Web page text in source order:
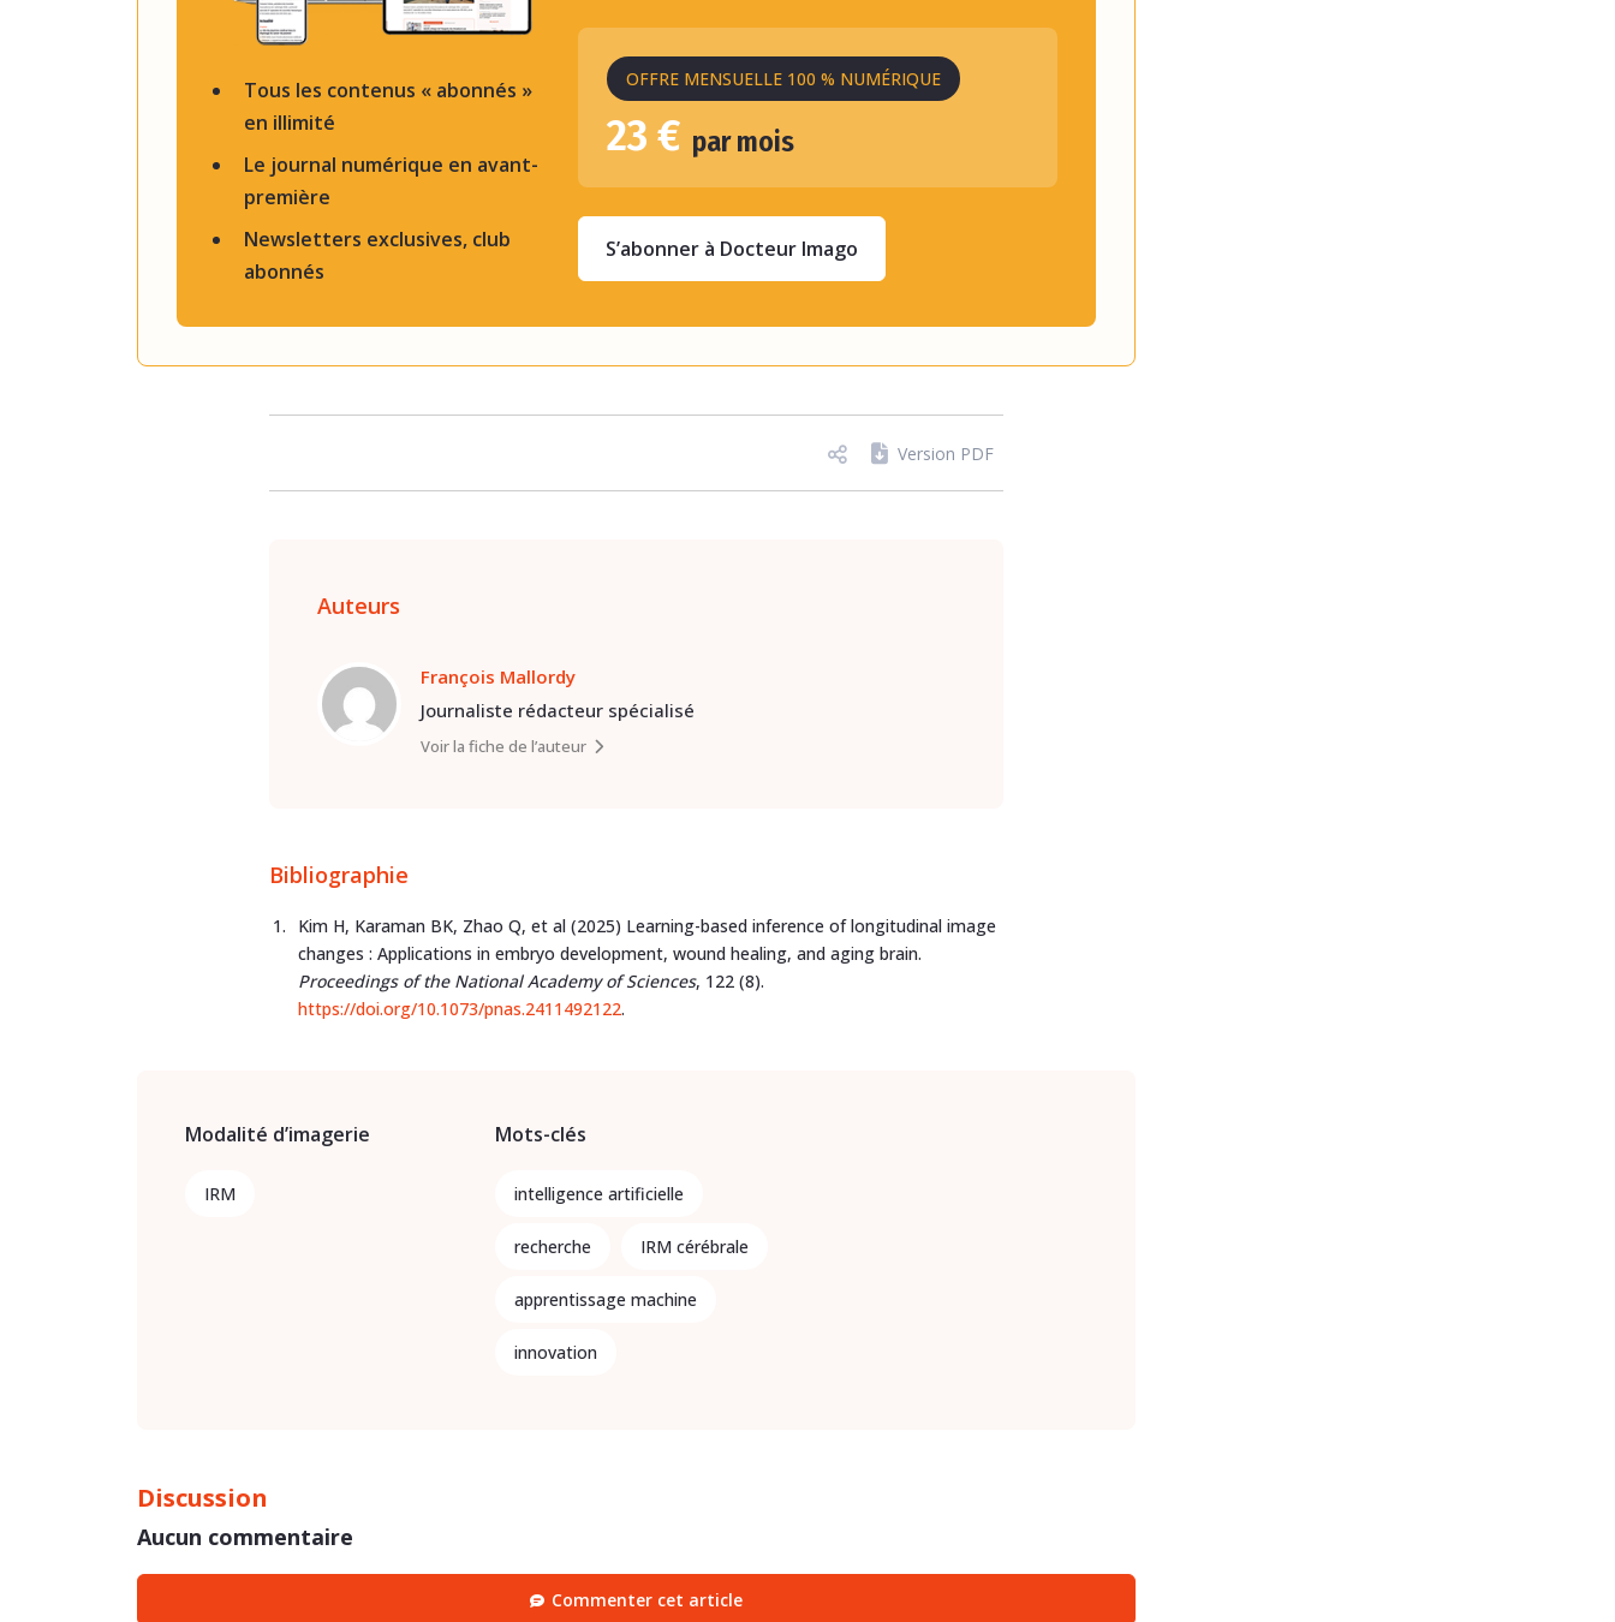
Tous les contenus « abonnés »
en illimité
Le journal numérique en avant-
première
Newsletters exclusives, club
abonnés
OFFRE MENSUELLE 100 % NUMÉRIQUE
23 € par mois
S’abonner à Docteur Imago
Version PDF
Auteurs
François Mallordy
Journaliste rédacteur spécialisé
Voir la fiche de l’auteur
Bibliographie
Kim H, Karaman BK, Zhao Q, et al (2025) Learning-based inference of longitudinal image
changes : Applications in embryo development, wound healing, and aging brain.
Proceedings of the National Academy of Sciences, 122 (8).
https://doi.org/10.1073/pnas.2411492122.
Modalité d’imagerie
IRM
Mots-clés
intelligence artificielle
recherche IRM cérébrale
apprentissage machine
innovation
Discussion
Aucun commentaire
Commenter cet article